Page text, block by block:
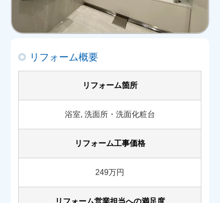
リフォーム概要
リフォーム箇所
浴室, 洗面所・洗面化粧台
リフォーム工事価格
249万円